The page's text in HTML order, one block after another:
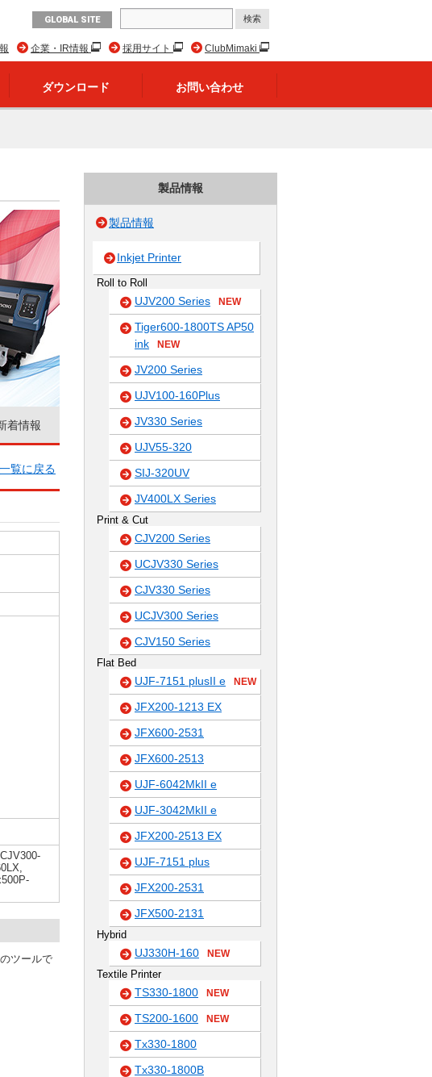
GLOBAL SITE
ClubMimaki
採用サイト
企業・IR情報
ダウンロード お問い合わせ
着情報
一覧に戻る
ツールで
製品情報
製品情報
Inkjet Printer
Roll to Roll
UJV200 Series NEW
Tiger600-1800TS AP50
ink
NEW
JV200 Series
UJV100-160Plus
JV330 Series
UJV55-320
SIJ-320UV
JV400LX Series
Print & Cut
CJV200 Series
UCJV330 Series
CJV330 Series
UCJV300 Series
CJV150 Series
Flat Bed
UJF-7151 plusII e NEW
JFX200-1213 EX
JFX600-2531
JFX600-2513
UJF-6042MkII e
UJF-3042MkII e
JFX200-2513 EX
UJF-7151 plus
JFX200-2531
JFX500-2131
Hybrid
UJ330H-160 NEW
Textile Printer
TS330-1800 NEW
TS200-1600 NEW
Tx330-1800
Tx330-1800B